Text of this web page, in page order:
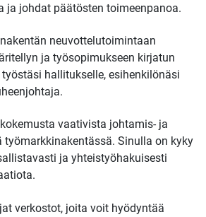
ja johdat päätösten toimeenpanoa.
neuvottelutoimintaan
ja työsopimukseen kirjatun
hallitukselle, esihenkilönäsi
vaativista johtamis- ja
työmarkkinakentässä. Sinulla on kyky
ja yhteistyöhakuisesti
verkostot, joita voit hyödyntää